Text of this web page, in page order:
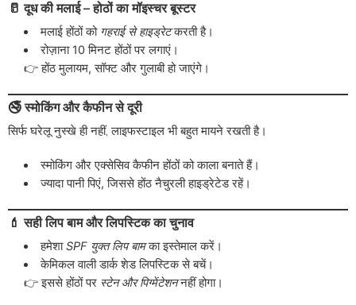
🥛 दूध की मलाई – होठों का मॉइस्चर बूस्टर
मलाई होंठों को गहराई से हाइड्रेटकरती है।
रोज़ाना 10 मिनट होंठों पर लगाएं।
👉 होंठ मुलायम, सॉफ्ट और गुलाबी हो जाएंगे।
🚭 स्मोकिंग और कैफीन से दूरी
सिर्फ घरेलू नुस्खे ही नहीं, लाइफस्टाइल भी बहुत मायने रखती है।
स्मोकिंग और एक्सेसिव कैफीन होंठों को काला बनाते हैं।
ज्यादा पानी पिएं, जिससे होंठ नैचुरली हाइड्रेटेड रहें।
💄 सही लिप बाम और लिपस्टिक का चुनाव
हमेशाSPF युक्त लिप बामका इस्तेमाल करें।
केमिकल वाली डार्क शेड लिपस्टिक से बचें।
👉 इससे होंठों पर स्टेन और पिग्मेंटेशननहीं होगा।